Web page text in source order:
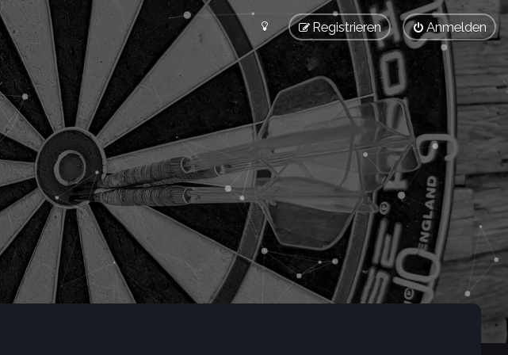
Anmelden
Registrieren